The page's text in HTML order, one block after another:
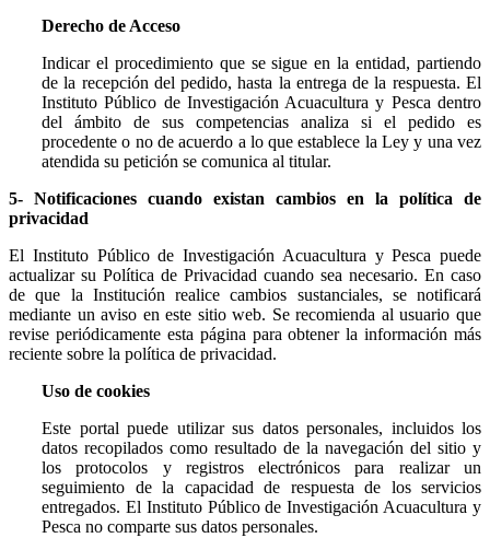
Derecho de Acceso
Indicar el procedimiento que se sigue en la entidad, partiendo
de la recepción del pedido, hasta la entrega de la respuesta. El
Instituto Público de Investigación Acuacultura y Pesca dentro
del ámbito de sus competencias analiza si el pedido es
procedente o no de acuerdo a lo que establece la Ley y una vez
atendida su petición se comunica al titular.
5- Notificaciones cuando existan cambios en la política de
privacidad
El Instituto Público de Investigación Acuacultura y Pesca puede
actualizar su Política de Privacidad cuando sea necesario. En caso
de que la Institución realice cambios sustanciales, se notificará
mediante un aviso en este sitio web. Se recomienda al usuario que
revise periódicamente esta página para obtener la información más
reciente sobre la política de privacidad.
Uso de cookies
Este portal puede utilizar sus datos personales, incluidos los
datos recopilados como resultado de la navegación del sitio y
los protocolos y registros electrónicos para realizar un
seguimiento de la capacidad de respuesta de los servicios
entregados. El Instituto Público de Investigación Acuacultura y
Pesca no comparte sus datos personales.